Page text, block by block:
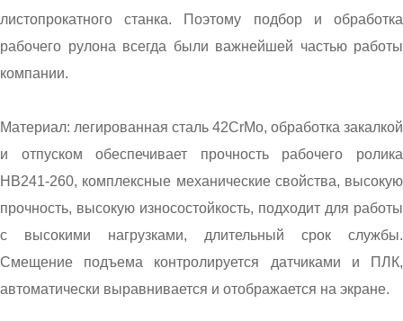
листопрокатного станка. Поэтому подбор и обработка
рабочего рулона всегда были важнейшей частью работы
компании.
Материал: легированная сталь 42CrMo, обработка закалкой
и отпуском обеспечивает прочность рабочего ролика
HB241-260, комплексные механические свойства, высокую
прочность, высокую износостойкость, подходит для работы
с высокими нагрузками, длительный срок службы.
Смещение подъема контролируется датчиками и ПЛК,
автоматически выравнивается и отображается на экране.